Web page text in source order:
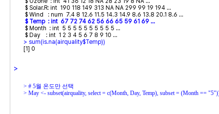
>
[1] 0
>
>
> May <- subset(airquality, select = c(Month, Day, Temp), subset = (Month ==